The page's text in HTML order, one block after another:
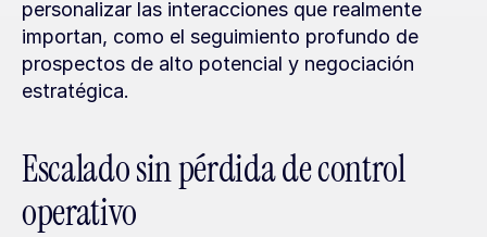
personalizar las interacciones que realmente
importan, como el seguimiento profundo de
prospectos de alto potencial y negociación
estratégica.
Escalado sin pérdida de control
operativo